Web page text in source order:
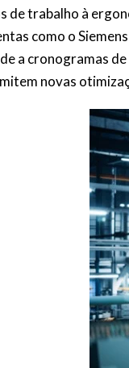
de trabalho à
como o
a cronogramas
novas